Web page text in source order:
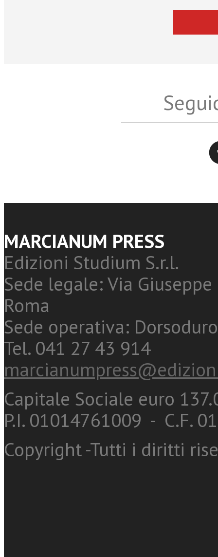
MARCIANUM PRESS
Edizioni Studium S.r.l.
Sede legale: Via
Roma
Sede operativa:
Tel. 041 27 43 914
Capitale Sociale euro
P.I. 01014761009 - C.F.
Copyright -Tutti i diritti